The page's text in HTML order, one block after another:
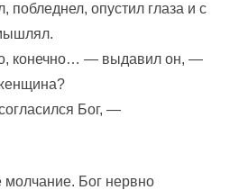
побледнел, опустил глаза и с
конечно… — выдавил он, —
Бог, —
молчание. Бог нервно